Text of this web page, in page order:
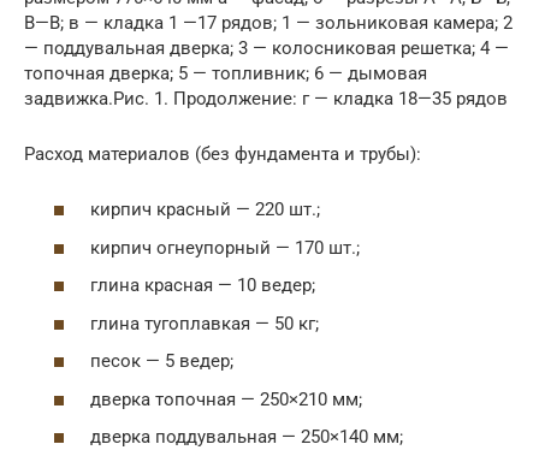
В—В; в — кладка 1 —17 рядов; 1 — зольниковая камера; 2
— поддувальная дверка; 3 — колосниковая решетка; 4 —
топочная дверка; 5 — топливник; 6 — дымовая
задвижка.Рис. 1. Продолжение: г — кладка 18—35 рядов
Расход материалов (без фундамента и трубы):
кирпич красный — 220 шт.;
кирпич огнеупорный — 170 шт.;
глина красная — 10 ведер;
глина тугоплавкая — 50 кг;
песок — 5 ведер;
дверка топочная — 250×210 мм;
дверка поддувальная — 250×140 мм;